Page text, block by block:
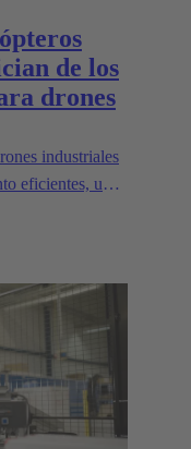
de los
drones
industriales
eficientes, un
cargas